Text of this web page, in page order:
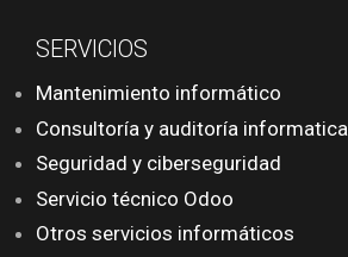
SERVICIOS
Mantenimiento informático
Consultoría y auditoría informatica
Seguridad y ciberseguridad
Servicio técnico Odoo
Otros servicios informáticos